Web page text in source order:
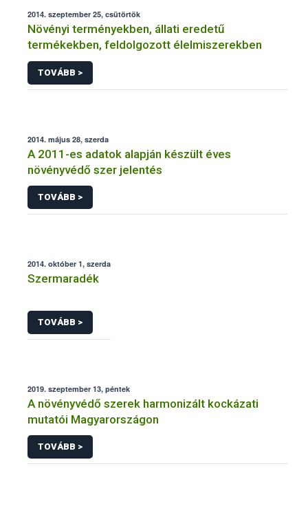
2014. szeptember 25, csütörtök
Növényi terményekben, állati eredetű
termékekben, feldolgozott élelmiszerekben
TOVÁBB >
2014. május 28, szerda
A 2011-es adatok alapján készült éves
növényvédő szer jelentés
TOVÁBB >
2014. október 1, szerda
Szermaradék
TOVÁBB >
2019. szeptember 13, péntek
A növényvédő szerek harmonizált kockázati
mutatói Magyarországon
TOVÁBB >